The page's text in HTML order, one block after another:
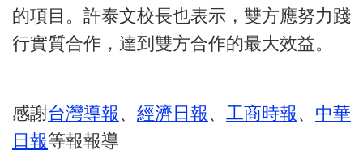
的項目。許泰文校長也表示，雙方應努力踐
行實質合作，達到雙方合作的最大效益。
感謝台灣導報、 經濟日報、 工商時報、 中華
日報等報報導